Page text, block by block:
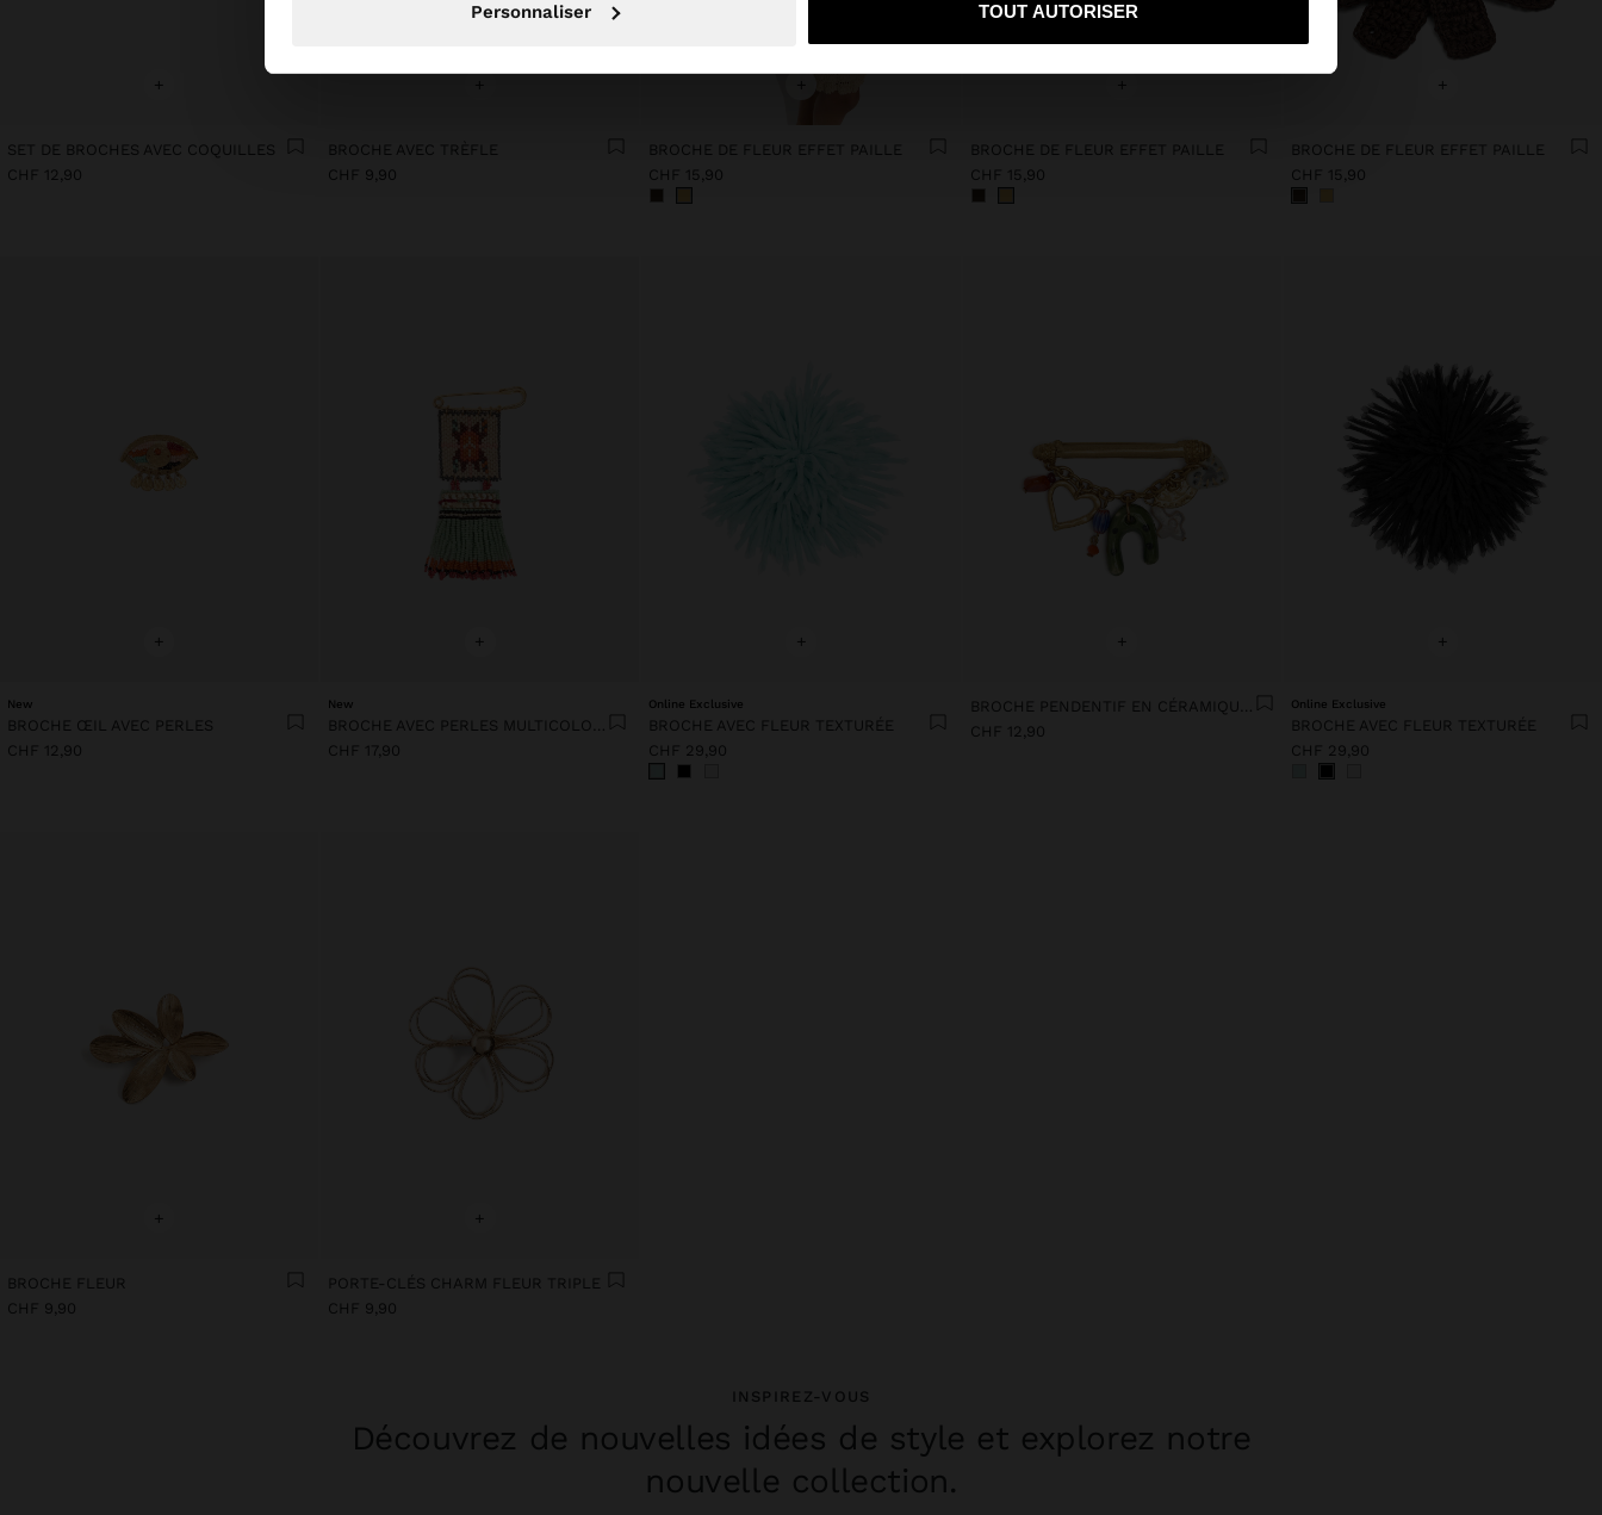
Personnaliser TOUT AUTORISER
+
SET DE BROCHES AVEC COQUILLES
CHF 12,90
BROCHE AVEC TRÈFLE
CHF 9,90
BROCHE DE FLEUR EFFET PAILLE
CHF 15,90
BROCHE DE FLEUR EFFET PAILLE
CHF 15,90
+
BROCHE DE FLEUR EFFET PAILLE
CHF 15,90
+
New
BROCHE ŒIL AVEC PERLES
CHF 12,90
+
New
BROCHE AVEC PERLES MULTICOLORES
CHF 17,90
+
Online Exclusive
BROCHE AVEC FLEUR TEXTURÉE
CHF 29,90
+
BROCHE PENDENTIF EN CÉRAMIQUE AVEC PERLE
CHF 12,90
+
Online Exclusive
BROCHE AVEC FLEUR TEXTURÉE
CHF 29,90
+
BROCHE FLEUR
CHF 9,90
+
PORTE-CLÉS CHARM FLEUR TRIPLE
CHF 9,90
INSPIREZ-VOUS
Découvrez de nouvelles idées de style et explorez notre
nouvelle collection.